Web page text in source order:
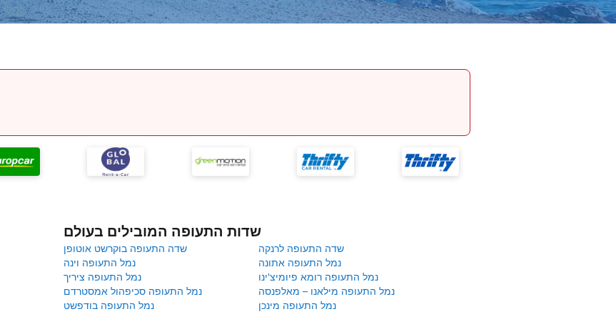
שדות התעופה המובילים בעולם
שדה התעופה בוקרשט אוטופן
שדה התעופה לרנקה
נמל התעופה וינה
נמל התעופה אתונה
נמל התעופה ציריך
נמל התעופה רומא פיומיצ'ינו
נמל התעופה סכיפהול אמסטרדם
נמל התעופה מילאנו – מאלפנסה
נמל התעופה בודפשט
נמל התעופה מינכן